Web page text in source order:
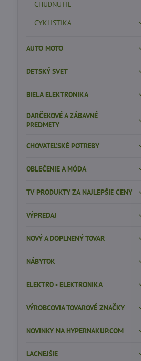
CHUDNUTIE
CYKLISTIKA
AUTO MOTO
DETSKÝ SVET
BIELA ELEKTRONIKA
DARČEKOVÉ A ZÁBAVNÉ
PREDMETY
CHOVATEĽSKÉ POTREBY
OBLEČENIE A MÓDA
TV PRODUKTY ZA NAJLEPŠIE CENY
VÝPREDAJ
NOVÝ A DOPLNENÝ TOVAR
NÁBYTOK
ELEKTRO - ELEKTRONIKA
VÝROBCOVIA TOVAROVÉ ZNAČKY
NOVINKY NA HYPERNAKUP.COM
LACNEJŠIE